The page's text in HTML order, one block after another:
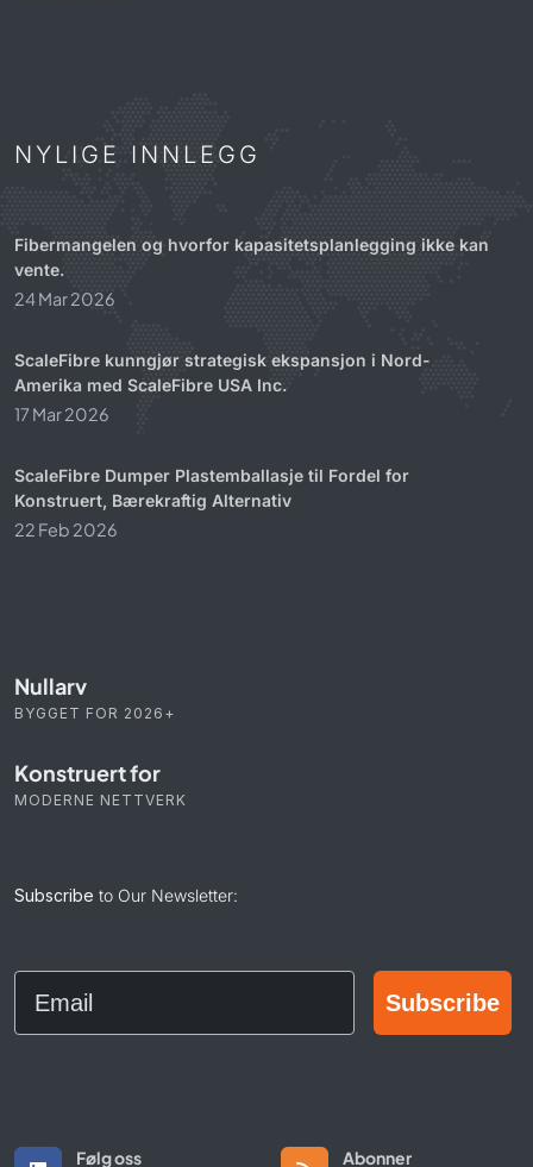
NYLIGE INNLEGG
Fibermangelen og hvorfor kapasitetsplanlegging ikke kan
vente.
24 Mar 2026
ScaleFibre kunngjør strategisk ekspansjon i Nord-
Amerika med ScaleFibre USA Inc.
17 Mar 2026
ScaleFibre Dumper Plastemballasje til Fordel for
Konstruert, Bærekraftig Alternativ
22 Feb 2026
Nullarv
BYGGET FOR 2026+
Konstruert for
MODERNE NETTVERK
Subscribe to Our Newsletter:
Email
Subscribe
Følg oss Abonner